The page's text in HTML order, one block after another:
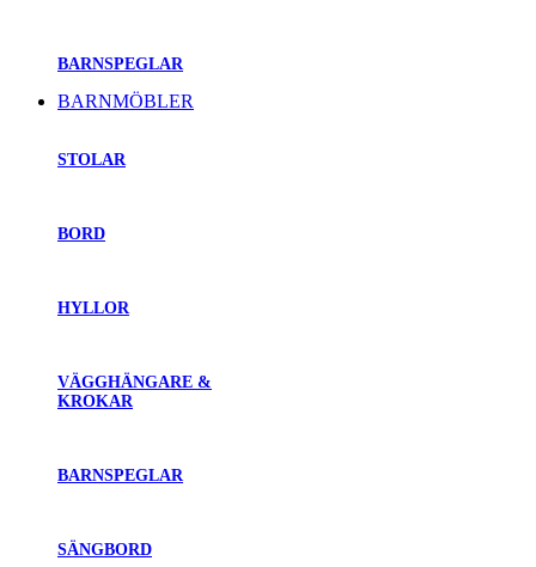
BARNSPEGLAR
BARNMÖBLER
STOLAR
BORD
HYLLOR
VÄGGHÄNGARE &
KROKAR
BARNSPEGLAR
SÄNGBORD